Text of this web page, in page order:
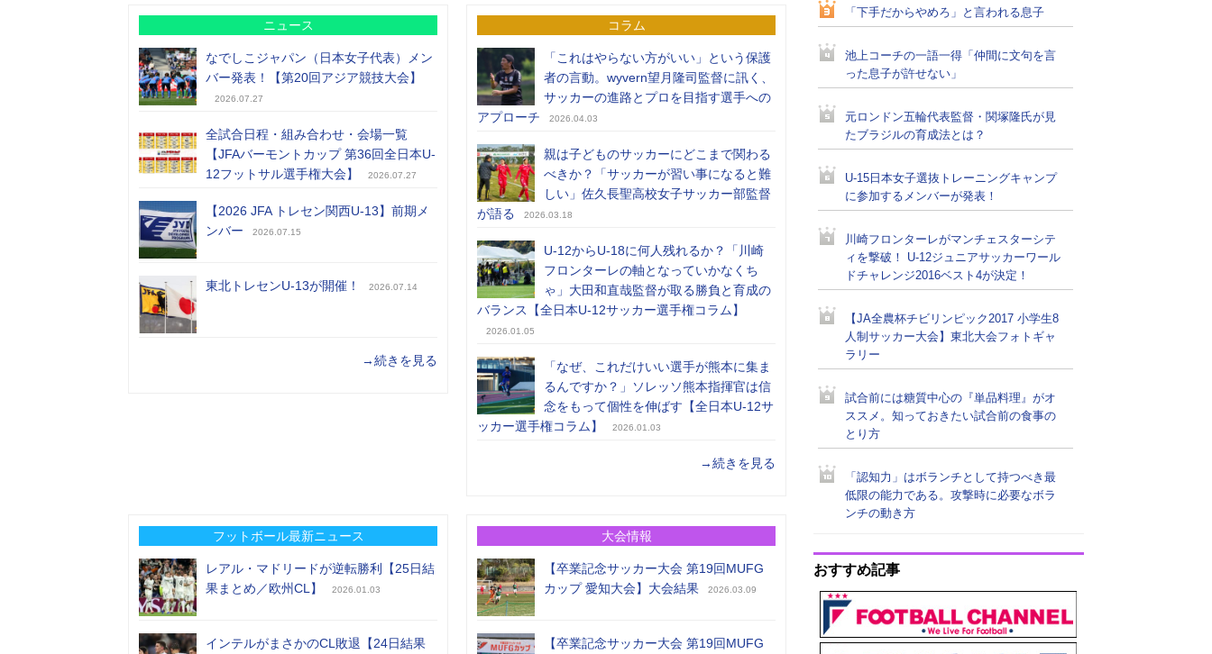
ニュース
なでしこジャパン（日本女子代表）メン
バー発表！【第20回アジア競技大会】
2026.07.27
全試合日程・組み合わせ・会場一覧
【JFAバーモントカップ 第36回全日本U-
12フットサル選手権大会】
2026.07.27
【2026 JFA トレセン関西U-13】前期メ
ンバー
2026.07.15
東北トレセンU-13が開催！ 2026.07.14
→続きを見る
コラム
「これはやらない方がいい」という保護
者の言動。wyvern望月隆司監督に訊く、
サッカーの進路とプロを目指す選手への
アプローチ
2026.04.03
親は子どものサッカーにどこまで関わる
べきか？「サッカーが習い事になると難
しい」佐久長聖高校女子サッカー部監督
が語る
2026.03.18
U-12からU-18に何人残れるか？「川崎
フロンターレの軸となっていかなくち
ゃ」大田和直哉監督が取る勝負と育成の
バランス【全日本U-12サッカー選手権コラム】
2026.01.05
「なぜ、これだけいい選手が熊本に集ま
るんですか？」ソレッソ熊本指揮官は信
念をもって個性を伸ばす【全日本U-12サ
ッカー選手権コラム】
2026.01.03
→続きを見る
フットボール最新ニュース
レアル・マドリードが逆転勝利【25日結
果まとめ／欧州CL】
2026.01.03
インテルがまさかのCL敗退【24日結果
大会情報
【卒業記念サッカー大会 第19回MUFG
カップ 愛知大会】大会結果
2026.03.09
【卒業記念サッカー大会 第19回MUFG
「下手だからやめろ」と言われる息子
池上コーチの一語一得「仲間に文句を言
った息子が許せない」
元ロンドン五輪代表監督・関塚隆氏が見
たブラジルの育成法とは？
U-15日本女子選抜トレーニングキャンプ
に参加するメンバーが発表！
川崎フロンターレがマンチェスターシテ
ィを撃破！ U-12ジュニアサッカーワール
ドチャレンジ2016ベスト4が決定！
【JA全農杯チビリンピック2017 小学生8
人制サッカー大会】東北大会フォトギャ
ラリー
試合前には糖質中心の『単品料理』がオ
ススメ。知っておきたい試合前の食事の
とり方
「認知力」はボランチとして持つべき最
低限の能力である。攻撃時に必要なボラ
ンチの動き方
おすすめ記事